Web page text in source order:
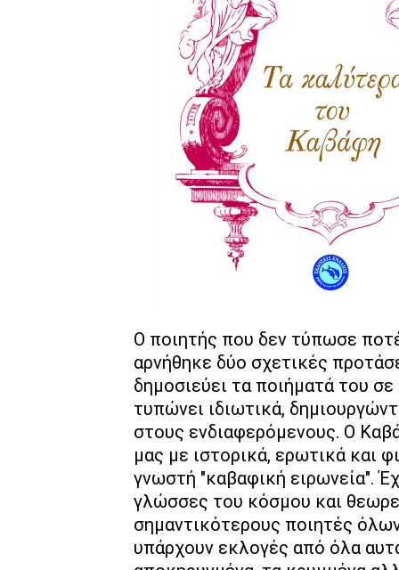
Ο ποιητής που δεν τύπωσε
αρνήθηκε δύο σχετικές
δημοσιεύει τα ποιήματά του
τυπώνει ιδιωτικά,
στους ενδιαφερόμενους. Ο
μας με ιστορικά, ερωτικά και
γνωστή "καβαφική ειρωνεία".
γλώσσες του κόσμου και
σημαντικότερους ποιητές
υπάρχουν εκλογές από όλα